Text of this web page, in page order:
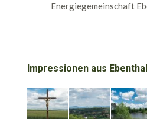
Energiegemeinschaft
Impressionen aus Ebenthal